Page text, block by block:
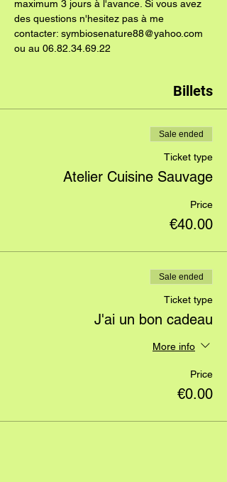
maximum 3 jours à l'avance. Si vous avez
des questions n'hesitez pas à me
contacter: symbiosenature88@yahoo.com
ou au 06.82.34.69.22
Billets
Sale ended
Ticket type
Atelier Cuisine Sauvage
Price
€40.00
Sale ended
Ticket type
J'ai un bon cadeau
More info
Price
€0.00